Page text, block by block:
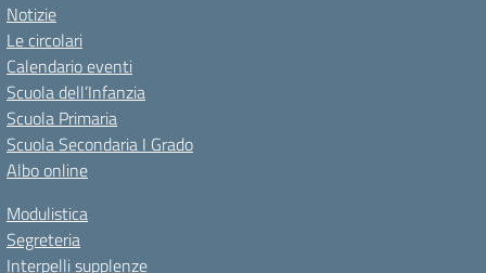
Notizie
Le circolari
Calendario eventi
Scuola dell’Infanzia
Scuola Primaria
Scuola Secondaria I Grado
Albo online
Modulistica
Segreteria
Interpelli supplenze